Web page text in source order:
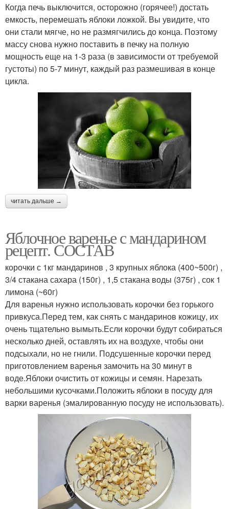
Когда печь выключится, осторожно (горячее!) достать
емкость, перемешать яблоки ложкой. Вы увидите, что
они стали мягче, но не размягчились до конца. Поэтому
массу снова нужно поставить в печку на полную
мощность еще на 1-3 раза (в зависимости от требуемой
густоты) по 5-7 минут, каждый раз размешивая в конце
цикла.
читать дальше →
Яблочное варенье с мандарином
рецепт. СОСТАВ
корочки с 1кг мандаринов , 3 крупных яблока (400~500г) ,
3/4 стакана сахара (150г) , 1,5 стакана воды (375г) , сок 1
лимона (~60г)
Для варенья нужно использовать корочки без горького
привкуса.Перед тем, как снять с мандаринов кожицу, их
очень тщательно вымыть.Если корочки будут собираться
несколько дней, оставлять их на воздухе, чтобы они
подсыхали, но не гнили. Подсушенные корочки перед
приготовлением варенья замочить на 30 минут в
воде.Яблоки очистить от кожицы и семян. Нарезать
небольшими кусочками.Положить яблоки в посуду для
варки варенья (эмалированную посуду не использовать).